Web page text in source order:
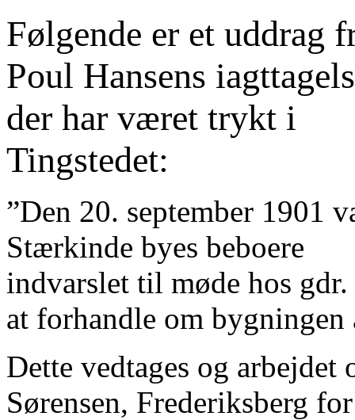
Følgende er et uddrag
Poul Hansens
der har været trykt i
Tingstedet:
”Den 20. september 1901
Stærkinde byes beboere
indvarslet til møde hos
at forhandle om
Dette vedtages og arbejdet
Sørensen, Frederiksberg